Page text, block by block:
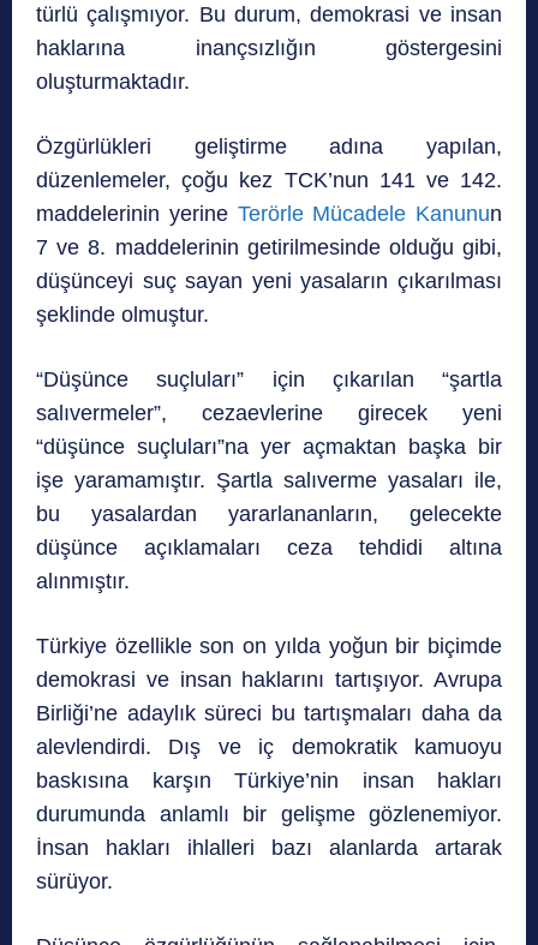
türlü çalışmıyor. Bu durum, demokrasi ve insan
haklarına inançsızlığın göstergesini
oluşturmaktadır.
Özgürlükleri geliştirme adına yapılan,
düzenlemeler, çoğu kez TCK’nun 141 ve 142.
maddelerinin yerine Terörle Mücadele Kanunun
7 ve 8. maddelerinin getirilmesinde olduğu gibi,
düşünceyi suç sayan yeni yasaların çıkarılması
şeklinde olmuştur.
“Düşünce suçluları” için çıkarılan “şartla
salıvermeler”, cezaevlerine girecek yeni
“düşünce suçluları”na yer açmaktan başka bir
işe yaramamıştır. Şartla salıverme yasaları ile,
bu yasalardan yararlananların, gelecekte
düşünce açıklamaları ceza tehdidi altına
alınmıştır.
Türkiye özellikle son on yılda yoğun bir biçimde
demokrasi ve insan haklarını tartışıyor. Avrupa
Birliği’ne adaylık süreci bu tartışmaları daha da
alevlendirdi. Dış ve iç demokratik kamuoyu
baskısına karşın Türkiye’nin insan hakları
durumunda anlamlı bir gelişme gözlenemiyor.
İnsan hakları ihlalleri bazı alanlarda artarak
sürüyor.